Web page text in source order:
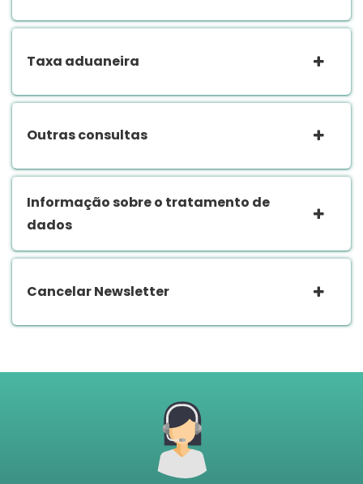
Taxa aduaneira
Outras consultas
Informação sobre o tratamento de
dados
Cancelar Newsletter